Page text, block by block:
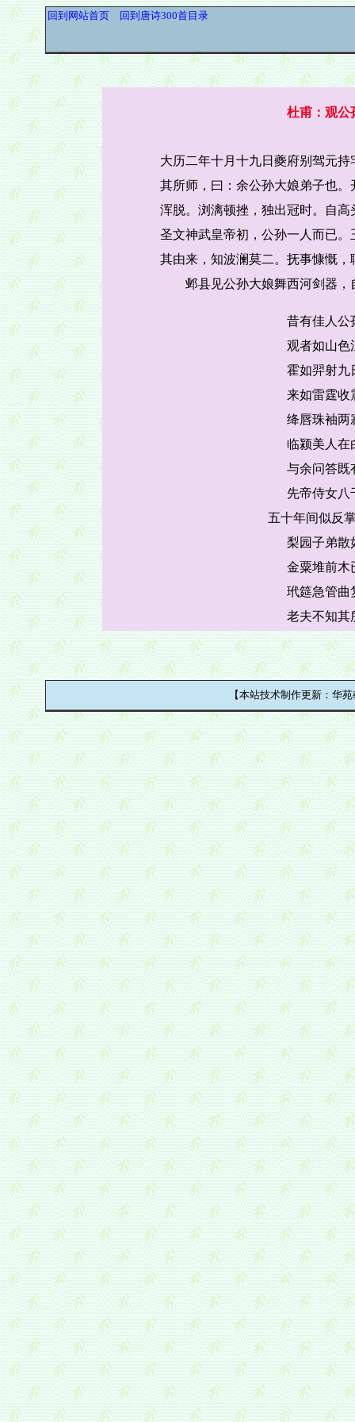
回到网站首页 回到唐诗300首目录
杜甫：观公
大历二年十月十九日夔府别驾元
其所师，曰：余公孙大娘弟子也
浑脱。浏漓顿挫，独出冠时。自
圣文神武皇帝初，公孙一人而已
其由来，知波澜莫二。抚事慷慨
邺县见公孙大娘舞西河剑器
昔有佳人公
观者如山色
霍如羿射九
来如雷霆收
绛唇珠袖两
临颍美人在
与余问答既
先帝侍女八
五十年间似反
梨园子弟散
金粟堆前木
玳筵急管曲
老夫不知其
【本站技术制作更新：华